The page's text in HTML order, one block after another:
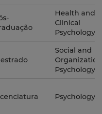
Health and
Clinical
Psychology
Social and
Psychology
Psychology